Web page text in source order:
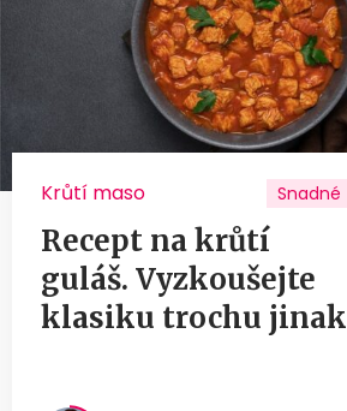
Krůtí maso Snadné
Recept na krůtí
guláš. Vyzkoušejte
klasiku trochu jinak